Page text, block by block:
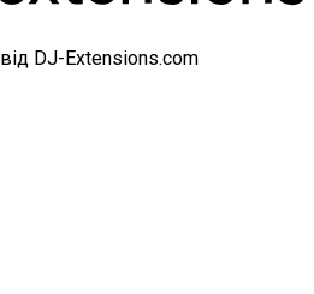
від DJ-Extensions.com